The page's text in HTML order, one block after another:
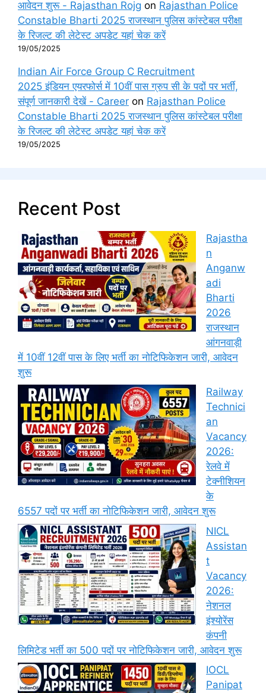
आवेदन शुरू - Rajasthan Rojg on Rajasthan Police
Constable Bharti 2025 राजस्थान पुलिस कांस्टेबल परीक्षा
के रिजल्ट की लेटेस्ट अपडेट यहां चेक करें
19/05/2025
Indian Air Force Group C Recruitment
2025 इंडियन एयरफोर्स में 10वीं पास ग्रुप सी के पदों पर भर्ती,
संपूर्ण जानकारी देखें - Career on Rajasthan Police
Constable Bharti 2025 राजस्थान पुलिस कांस्टेबल परीक्षा
के रिजल्ट की लेटेस्ट अपडेट यहां चेक करें
19/05/2025
Recent Post
Rajastha
n
Anganw
adi
Bharti
2026
राजस्थान
आंगनवाड़ी
में 10वीं 12वीं पास के लिए भर्ती का नोटिफिकेशन जारी, आवेदन
शुरू
Railway
Technici
an
Vacancy
2026:
रेलवे में
टेक्नीशियन
के
6557 पदों पर भर्ती का नोटिफिकेशन जारी, आवेदन शुरू
NICL
Assistan
t
Vacancy
2026:
नेशनल
इंश्योरेंस
कंपनी
लिमिटेड भर्ती का 500 पदों पर नोटिफिकेशन जारी, आवेदन शुरू
IOCL
Panipat